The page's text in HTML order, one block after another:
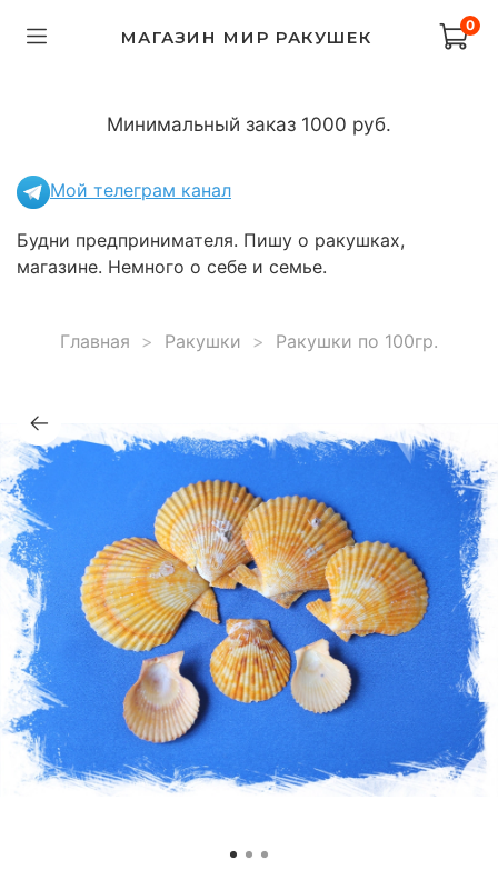
МАГАЗИН МИР РАКУШЕК
0
Минимальный заказ 1000 руб.
Мой телеграм канал
Будни предпринимателя. Пишу о ракушках,
магазине. Немного о себе и семье.
Главная Ракушки Ракушки по 100гр.